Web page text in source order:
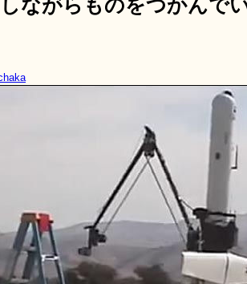
ながらものをつかんで